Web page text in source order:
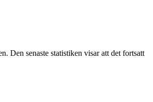
Den senaste statistiken visar att det fortsatt